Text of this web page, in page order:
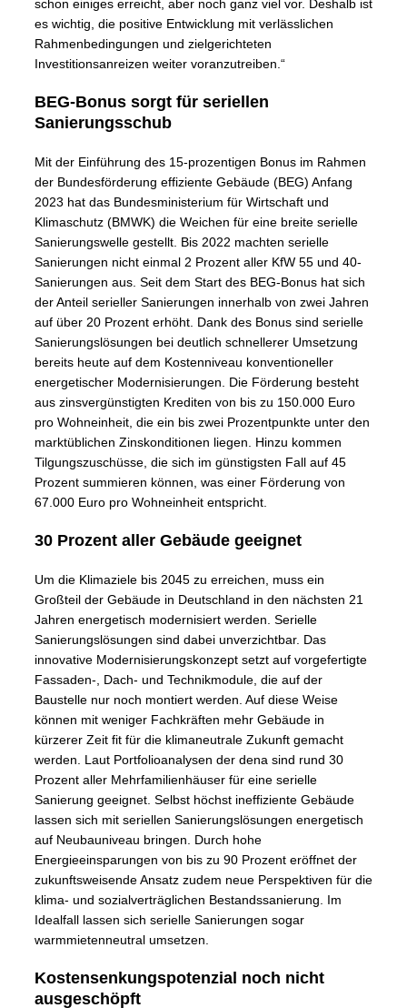
schon einiges erreicht, aber noch ganz viel vor. Deshalb ist
es wichtig, die positive Entwicklung mit verlässlichen
Rahmenbedingungen und zielgerichteten
Investitionsanreizen weiter voranzutreiben.“
BEG-Bonus sorgt für seriellen
Sanierungsschub
Mit der Einführung des 15-prozentigen Bonus im Rahmen
der Bundesförderung effiziente Gebäude (BEG) Anfang
2023 hat das Bundesministerium für Wirtschaft und
Klimaschutz (BMWK) die Weichen für eine breite serielle
Sanierungswelle gestellt. Bis 2022 machten serielle
Sanierungen nicht einmal 2 Prozent aller KfW 55 und 40-
Sanierungen aus. Seit dem Start des BEG-Bonus hat sich
der Anteil serieller Sanierungen innerhalb von zwei Jahren
auf über 20 Prozent erhöht. Dank des Bonus sind serielle
Sanierungslösungen bei deutlich schnellerer Umsetzung
bereits heute auf dem Kostenniveau konventioneller
energetischer Modernisierungen. Die Förderung besteht
aus zinsvergünstigten Krediten von bis zu 150.000 Euro
pro Wohneinheit, die ein bis zwei Prozentpunkte unter den
marktüblichen Zinskonditionen liegen. Hinzu kommen
Tilgungszuschüsse, die sich im günstigsten Fall auf 45
Prozent summieren können, was einer Förderung von
67.000 Euro pro Wohneinheit entspricht.
30 Prozent aller Gebäude geeignet
Um die Klimaziele bis 2045 zu erreichen, muss ein
Großteil der Gebäude in Deutschland in den nächsten 21
Jahren energetisch modernisiert werden. Serielle
Sanierungslösungen sind dabei unverzichtbar. Das
innovative Modernisierungskonzept setzt auf vorgefertigte
Fassaden-, Dach- und Technikmodule, die auf der
Baustelle nur noch montiert werden. Auf diese Weise
können mit weniger Fachkräften mehr Gebäude in
kürzerer Zeit fit für die klimaneutrale Zukunft gemacht
werden. Laut Portfolioanalysen der dena sind rund 30
Prozent aller Mehrfamilienhäuser für eine serielle
Sanierung geeignet. Selbst höchst ineffiziente Gebäude
lassen sich mit seriellen Sanierungslösungen energetisch
auf Neubauniveau bringen. Durch hohe
Energieeinsparungen von bis zu 90 Prozent eröffnet der
zukunftsweisende Ansatz zudem neue Perspektiven für die
klima- und sozialverträglichen Bestandssanierung. Im
Idealfall lassen sich serielle Sanierungen sogar
warmmietenneutral umsetzen.
Kostensenkungspotenzial noch nicht
ausgeschöpft